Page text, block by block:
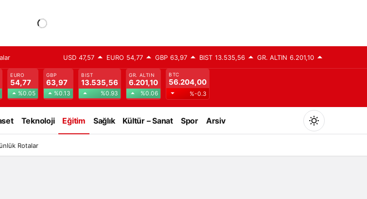
USD 47,57 EURO 54,77 GBP 63,97 BIST 13.535,56 GR. ALTIN 6.201,10
EURO
54,77
%0.05
GBP
63,97
%0.13
BIST
13.535,56
%0.93
GR. ALTIN
6.201,10
%0.06
BTC
56.204,00
%-0.3
Teknoloji Eğitim Sağlık Kültür – Sanat Spor Arsiv
Mod
değiştir
Rotalar